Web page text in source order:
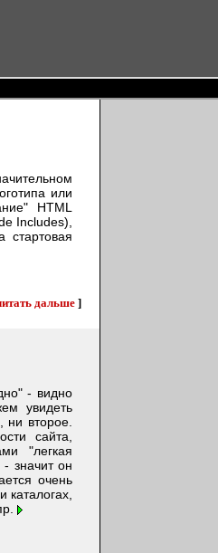
или
HTML
Includes),
дальше ]
- видно
увидеть
второе.
сайта,
"легкая
значит он
очень
каталогах,